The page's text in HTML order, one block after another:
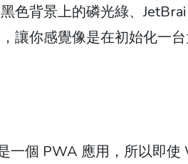
背景上的磷光綠、
讓你感覺像是在初始化一台
一個 PWA 應用，所以即